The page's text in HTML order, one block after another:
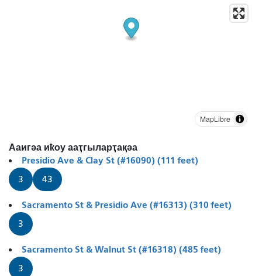
MapLibre
Ааигәа иҟоу ааҭгыларҭақәа
Presidio Ave & Clay St (#16090) (111 feet)
3 43
Sacramento St & Presidio Ave (#16313) (310 feet)
3
Sacramento St & Walnut St (#16318) (485 feet)
3